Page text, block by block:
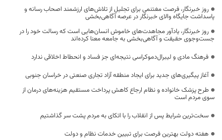
روز خبرنگار، فرصت مغتنمی برای تجلیل از تلاش‌های ارزشمند اصحاب رسانه و
پاسداشت جایگاه والای خبرنگار در عرصه آگاهی‌بخشی
روز خبرنگار، یادآور مجاهدت‌های خاموش انسان‌هایی است که رسالت خود را در
جست‌وجوی حقیقت و آگاهی‌بخشی به جامعه معنا کرده‌اند
فرهنگ مادی و لیبرال‌دموکراسی نتیجه‌ای جز فساد و انحطاط اخلاقی ندارد
آغاز پیگیری‌های جدید برای ایجاد منطقه آزاد تجاری صنعتی در خراسان جنوبی
طرح پزشک خانواده و نظام ارجاع کاهش پرداخت مستقیم هزینه‌های درمان از
سوی مردم است
سخت‌ترین شرایط پس از انقلاب را با اتکای به مردم پشت سر گذاشتیم
هفته دولت بهترین فرصت برای تبیین خدمات نظام و دولت